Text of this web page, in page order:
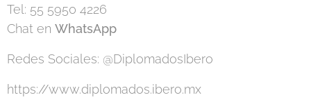
Tel: 55 5950 4226
Chat en WhatsApp
Redes Sociales: @DiplomadosIbero
https://www.diplomados.ibero.mx